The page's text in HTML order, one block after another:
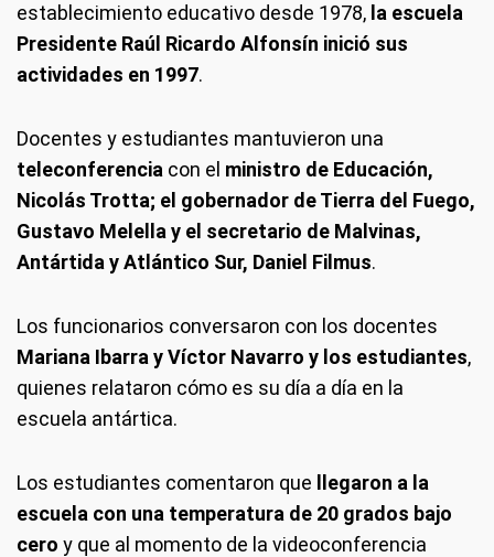
establecimiento educativo desde 1978, la escuela
Presidente Raúl Ricardo Alfonsín inició sus
actividades en 1997.
Docentes y estudiantes mantuvieron una
teleconferencia con el ministro de Educación,
Nicolás Trotta; el gobernador de Tierra del Fuego,
Gustavo Melella y el secretario de Malvinas,
Antártida y Atlántico Sur, Daniel Filmus.
Los funcionarios conversaron con los docentes
Mariana Ibarra y Víctor Navarro y los estudiantes,
quienes relataron cómo es su día a día en la
escuela antártica.
Los estudiantes comentaron que
llegaron a la
escuela con una temperatura de 20 grados bajo
cero y que al momento de la videoconferencia